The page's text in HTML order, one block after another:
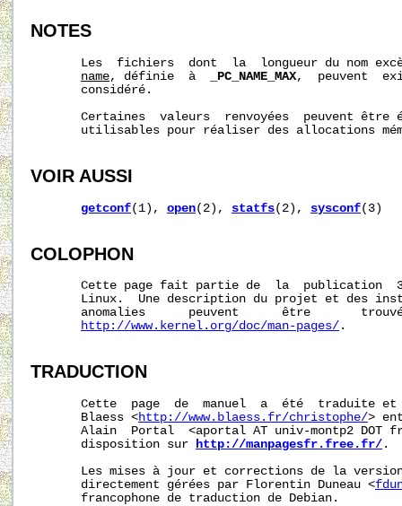
NOTES
Les  fichiers  dont  la  longueur du nom
name, définie  à _PC_NAME_MAX,  peuvent
       considéré.
Certaines  valeurs  renvoyées  peuvent être
utilisables pour réaliser des allocations
VOIR AUSSI
getconf(1), open(2), statfs(2), sysconf(3)
COLOPHON
Cette page fait partie de  la  publication
Linux.  Une description du projet et des
anomalies      peuvent      être
http://www.kernel.org/doc/man-pages/ .
TRADUCTION
Cette  page  de  manuel  a  été  traduite
       Blaess <
http://www.blaess.fr/christophe/>
Alain  Portal  <aportal AT univ-montp2 DOT
       disposition sur
http://manpagesfr.free.fr/ .
Les mises à jour et corrections de la
       directement gérées par Florentin Duneau <
       francophone de traduction de Debian.